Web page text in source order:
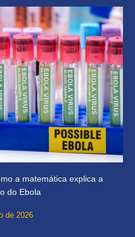
a matemática explica a
do Ebola
de 2026